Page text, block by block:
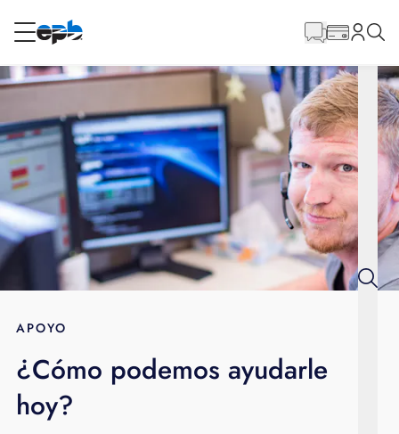
RESIDENCIAL
Internet
Energía
Televisión
BLOG
APOYO
principal
APOYO
¿Cómo podemos ayudarle
hoy?